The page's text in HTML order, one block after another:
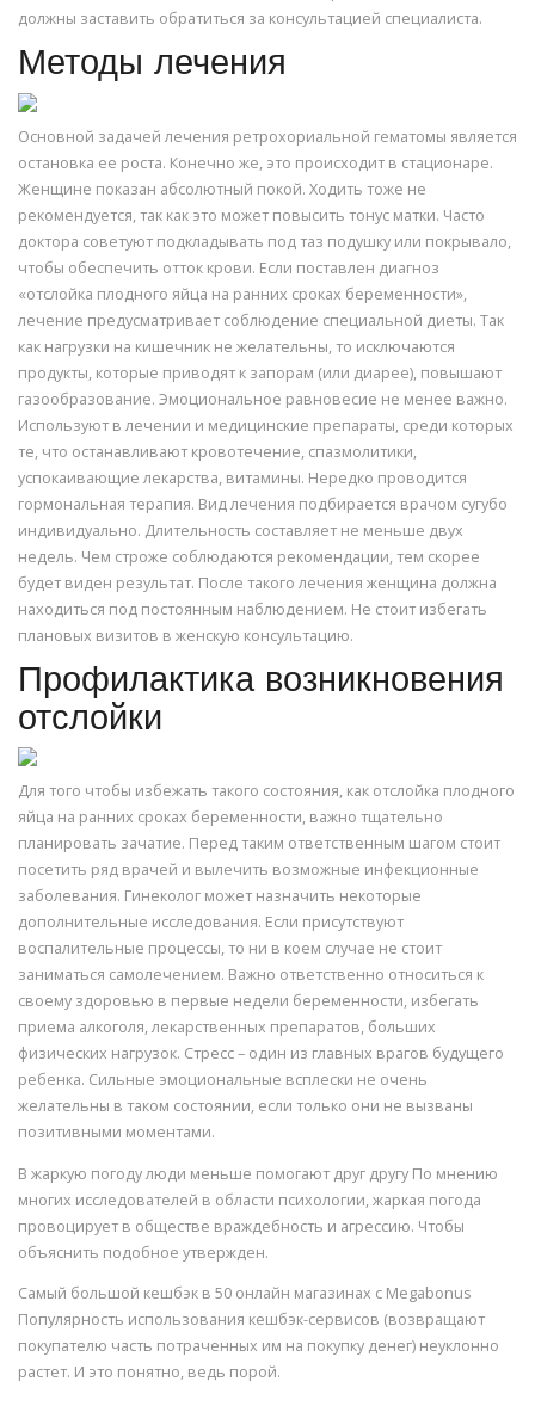
должны заставить обратиться за консультацией специалиста.
Методы лечения
Основной задачей лечения ретрохориальной гематомы является
остановка ее роста. Конечно же, это происходит в стационаре.
Женщине показан абсолютный покой. Ходить тоже не
рекомендуется, так как это может повысить тонус матки. Часто
доктора советуют подкладывать под таз подушку или покрывало,
чтобы обеспечить отток крови. Если поставлен диагноз
«отслойка плодного яйца на ранних сроках беременности»,
лечение предусматривает соблюдение специальной диеты. Так
как нагрузки на кишечник не желательны, то исключаются
продукты, которые приводят к запорам (или диарее), повышают
газообразование. Эмоциональное равновесие не менее важно.
Используют в лечении и медицинские препараты, среди которых
те, что останавливают кровотечение, спазмолитики,
успокаивающие лекарства, витамины. Нередко проводится
гормональная терапия. Вид лечения подбирается врачом сугубо
индивидуально. Длительность составляет не меньше двух
недель. Чем строже соблюдаются рекомендации, тем скорее
будет виден результат. После такого лечения женщина должна
находиться под постоянным наблюдением. Не стоит избегать
плановых визитов в женскую консультацию.
Профилактика возникновения
отслойки
Для того чтобы избежать такого состояния, как отслойка плодного
яйца на ранних сроках беременности, важно тщательно
планировать зачатие. Перед таким ответственным шагом стоит
посетить ряд врачей и вылечить возможные инфекционные
заболевания. Гинеколог может назначить некоторые
дополнительные исследования. Если присутствуют
воспалительные процессы, то ни в коем случае не стоит
заниматься самолечением. Важно ответственно относиться к
своему здоровью в первые недели беременности, избегать
приема алкоголя, лекарственных препаратов, больших
физических нагрузок. Стресс – один из главных врагов будущего
ребенка. Сильные эмоциональные всплески не очень
желательны в таком состоянии, если только они не вызваны
позитивными моментами.
В жаркую погоду люди меньше помогают друг другу По мнению
многих исследователей в области психологии, жаркая погода
провоцирует в обществе враждебность и агрессию. Чтобы
объяснить подобное утвержден.
Самый большой кешбэк в 50 онлайн магазинах с Megabonus
Популярность использования кешбэк-сервисов (возвращают
покупателю часть потраченных им на покупку денег) неуклонно
растет. И это понятно, ведь порой.